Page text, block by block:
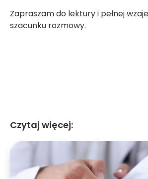
Zapraszam do lektury i pełnej
szacunku rozmowy.
Czytaj więcej: